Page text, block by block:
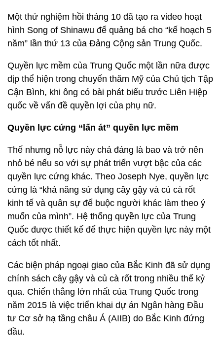
Một thử nghiệm hồi tháng 10 đã tạo ra video hoạt
hình Song of Shinawu để quảng bá cho “kế hoạch 5
năm” lần thứ 13 của Đảng Cộng sản Trung Quốc.
Quyền lực mềm của Trung Quốc một lần nữa được
dịp thể hiện trong chuyến thăm Mỹ của Chủ tịch Tập
Cận Bình, khi ông có bài phát biểu trước Liên Hiệp
quốc về vấn đề quyền lợi của phụ nữ.
Quyền lực cứng “lấn át” quyền lực mềm
Thế nhưng nỗ lực này chả đáng là bao và trở nên
nhỏ bé nếu so với sự phát triển vượt bậc của các
quyền lực cứng khác. Theo Joseph Nye, quyền lực
cứng là “khả năng sử dụng cây gậy và củ cà rốt
kinh tế và quân sự để buộc người khác làm theo ý
muốn của mình”. Hệ thống quyền lực của Trung
Quốc được thiết kế để thực hiện quyền lực này một
cách tốt nhất.
Các biện pháp ngoại giao của Bắc Kinh đã sử dụng
chính sách cây gậy và củ cà rốt trong nhiều thế kỷ
qua. Chiến thắng lớn nhất của Trung Quốc trong
năm 2015 là việc triển khai dự án Ngân hàng Đầu
tư Cơ sở hạ tầng châu Á (AIIB) do Bắc Kinh đứng
đầu.